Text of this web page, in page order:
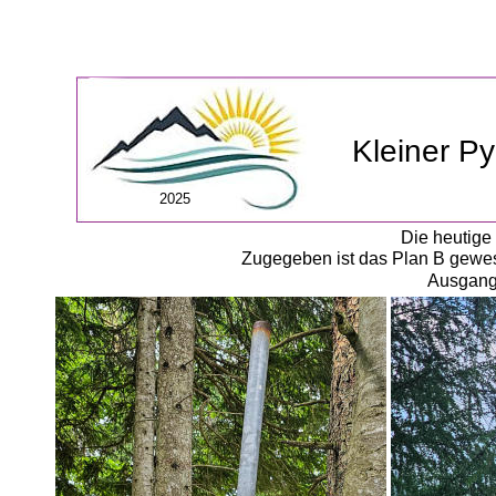
Die
Zugegeben ist das Plan B
Kleiner
2025